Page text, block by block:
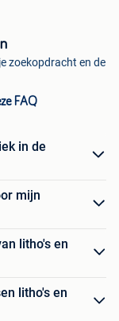
zoekopdracht en de
FAQ
in de
mijn
litho's en
litho's en